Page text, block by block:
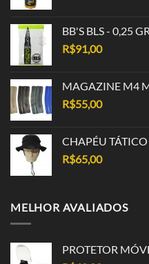
BB'S BLS - 0,25
R$91,00
MAGAZINE M4
R$55,00
CHAPÉU
R$65,00
MELHOR AVALIADOS
PROTETOR